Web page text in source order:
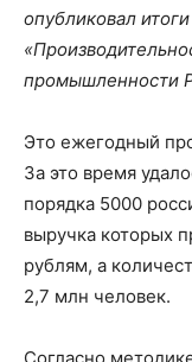
опубликовал
промышленности
Это ежегодный
За это время
порядка 5000
выручка которых
рублям, а
2,7 млн человек.